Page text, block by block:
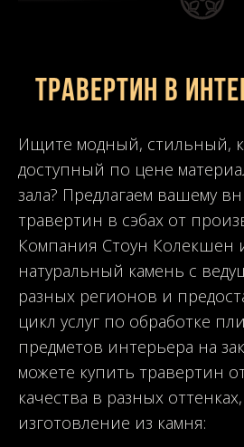
Травертин в
Ищите модный, стильный,
доступный по цене
зала? Предлагаем вашему
травертин в сэбах от
Компания Стоун Колекшен
натуральный камень с
разных регионов и
цикл услуг по обработке
предметов интерьера на
можете купить травертин
качества в разных
изготовление из камня: